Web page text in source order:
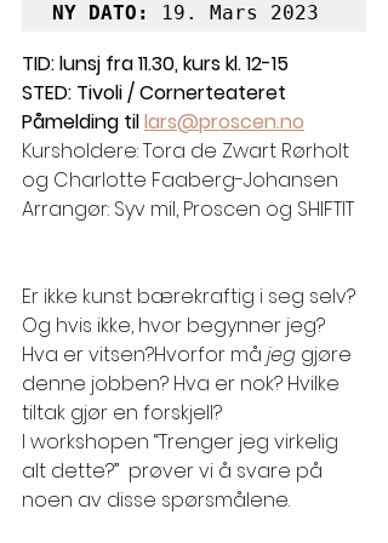
NY DATO: 19. Mars 2023
TID: lunsj fra 11.30, kurs kl. 12-15
STED: Tivoli / Cornerteateret
Påmelding til lars@proscen.no
Kursholdere: Tora de Zwart Rørholt
og Charlotte Faaberg-Johansen
Arrangør: Syv mil, Proscen og SHIFTIT
Er ikke kunst bærekraftig i seg selv?
Og hvis ikke, hvor begynner jeg?
Hva er vitsen?Hvorfor må jeg gjøre
denne jobben? Hva er nok? Hvilke
tiltak gjør en forskjell?
I workshopen “Trenger jeg virkelig
alt dette?” prøver vi å svare på
noen av disse spørsmålene.